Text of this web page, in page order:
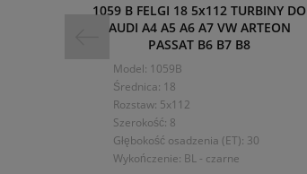
1059 B FELGI 18 5x112 TURBINY DO
AUDI A4 A5 A6 A7 VW ARTEON
PASSAT B6 B7 B8
Model: 1059B
Średnica: 18
Rozstaw: 5x112
Szerokość: 8
Głębokość osadzenia (ET): 30
Wykończenie: BL - czarne